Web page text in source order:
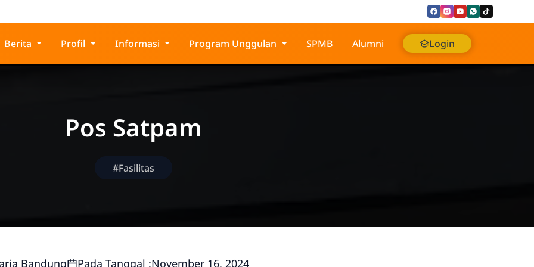
Berita Profil Informasi Program Unggulan SPMB Alumni Login
Pos Satpam
#Fasilitas
Bandung Pada Tanggal :November 16, 2024